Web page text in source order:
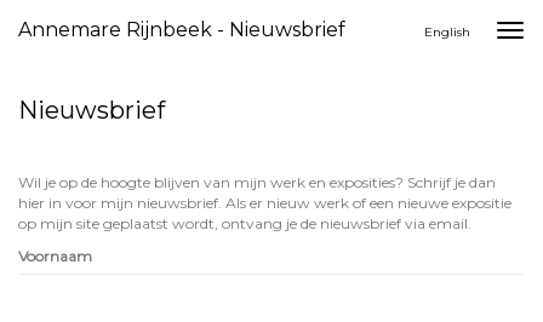
Annemare Rijnbeek - Nieuwsbrief English
Nieuwsbrief
Wil je op de hoogte blijven van mijn werk en exposities? Schrijf je dan
hier in voor mijn nieuwsbrief. Als er nieuw werk of een nieuwe expositie
op mijn site geplaatst wordt, ontvang je de nieuwsbrief via email.
Voornaam